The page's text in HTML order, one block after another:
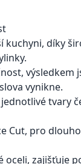
kuchyni, díky
výsledkem
vynikne.
tvary
Cut, pro
zajišťuje